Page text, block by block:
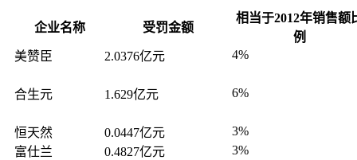
企业名称 受罚金额
相当于2012年销售额
例
美赞臣
2.0376亿元 4%
合生元 1.629亿元 6%
恒天然 0.0447亿元
3%
富仕兰
0.4827亿元 3%